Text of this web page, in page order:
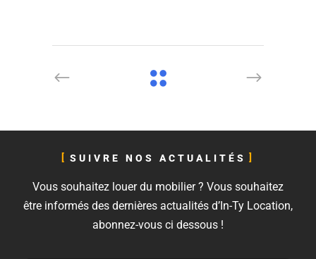
SUIVRE NOS ACTUALITÉS
Vous souhaitez louer du mobilier ? Vous souhaitez
être informés des dernières actualités d’In-Ty Location,
abonnez-vous ci dessous !